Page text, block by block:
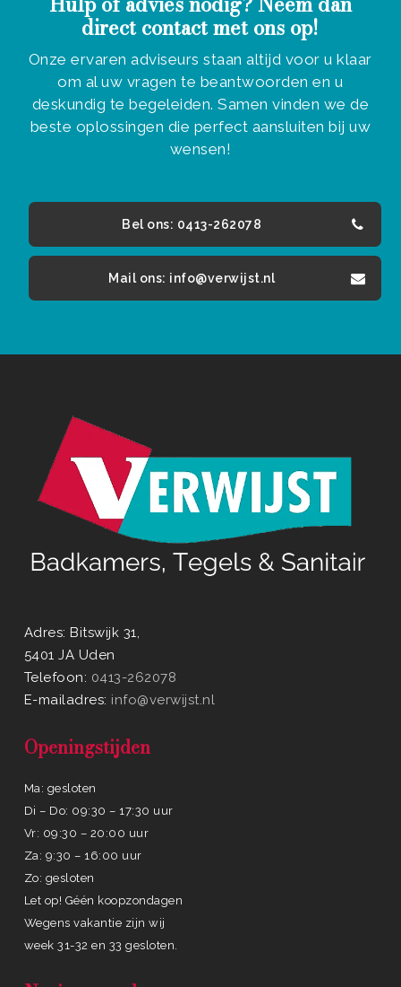
direct contact met ons op!
Onze ervaren adviseurs staan altijd voor u klaar
om al uw vragen te beantwoorden en u
deskundig te begeleiden. Samen vinden we de
beste oplossingen die perfect aansluiten bij uw
wensen!
Bel ons: 0413-262078
Mail ons: info@verwijst.nl
Adres: Bitswijk 31,
5401 JA Uden
Telefoon: 0413-262078
E-mailadres: info@verwijst.nl
Openingstijden
Ma: gesloten
Di – Do: 09:30 – 17:30 uur
Vr: 09:30 – 20:00 uur
Za: 9:30 – 16:00 uur
Zo: gesloten
Let op! Géén koopzondagen
Wegens vakantie zijn wij
week 31-32 en 33 gesloten.